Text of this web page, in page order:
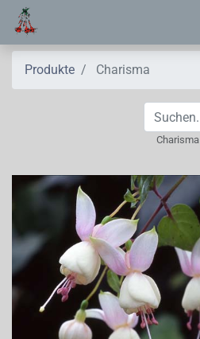
Produkte Charisma
Charisma